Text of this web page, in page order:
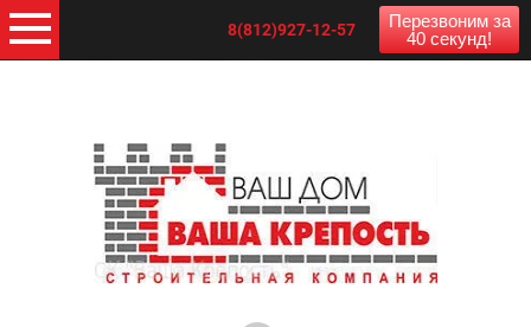
8(812)927-12-57
Перезвоним за
40 секунд!